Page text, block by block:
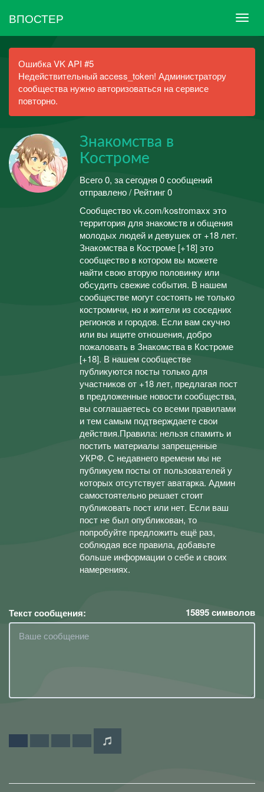
ВПОСТЕР
Ошибка VK API #5
Недействительный access_token! Администратору
сообщества нужно авторизоваться на сервисе
повторно.
Знакомства в
Костроме
Всего 0, за сегодня 0 сообщений
отправлено / Рейтинг 0
Сообщество vk.com/kostromaxx это
территория для знакомств и общения
молодых людей и девушек от +18 лет.
Знакомства в Костроме [+18] это
сообщество в котором вы можете
найти свою вторую половинку или
обсудить свежие события. В нашем
сообществе могут состоять не только
костромичи, но и жители из соседних
регионов и городов. Если вам скучно
или вы ищите отношения, добро
пожаловать в Знакомства в Костроме
[+18]. В нашем сообществе
публикуются посты только для
участников от +18 лет, предлагая пост
в предложенные новости сообщества,
вы соглашаетесь со всеми правилами
и тем самым подтверждаете свои
действия.Правила: нельзя спамить и
постить материалы запрещенные
УКРФ. С недавнего времени мы не
публикуем посты от пользователей у
которых отсутствует аватарка. Админ
самостоятельно решает стоит
публиковать пост или нет. Если ваш
пост не был опубликован, то
попробуйте предложить ещё раз,
соблюдая все правила, добавьте
больше информации о себе и своих
намерениях.
Текст сообщения: 15895символов